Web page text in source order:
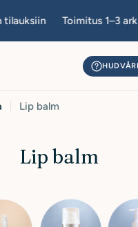
Toimitus 1–3
Lip balm
K
k
Lip balm